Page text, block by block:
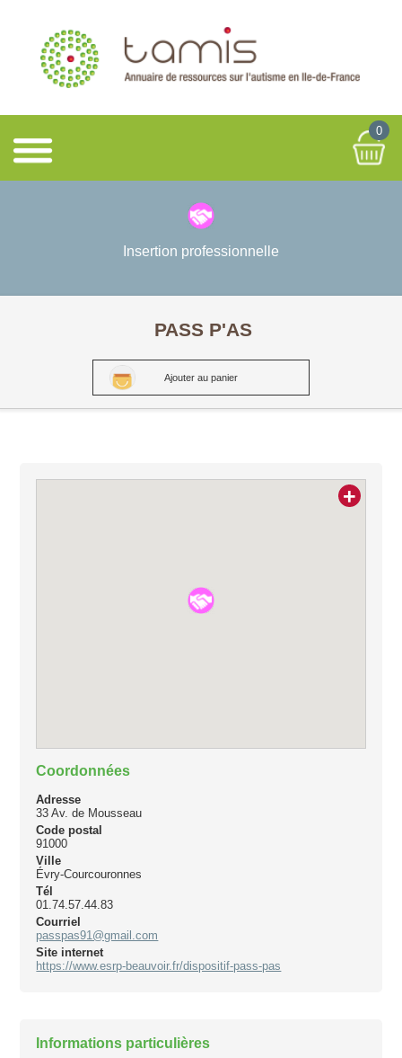
0
Insertion professionnelle
PASS P'AS
Ajouter au panier
+
Coordonnées
Adresse
33 Av. de Mousseau
Code postal
91000
Ville
Évry-Courcouronnes
Tél
01.74.57.44.83
Courriel
passpas91@gmail.com
Site internet
https://www.esrp-beauvoir.fr/dispositif-pass-pas
Informations particulières